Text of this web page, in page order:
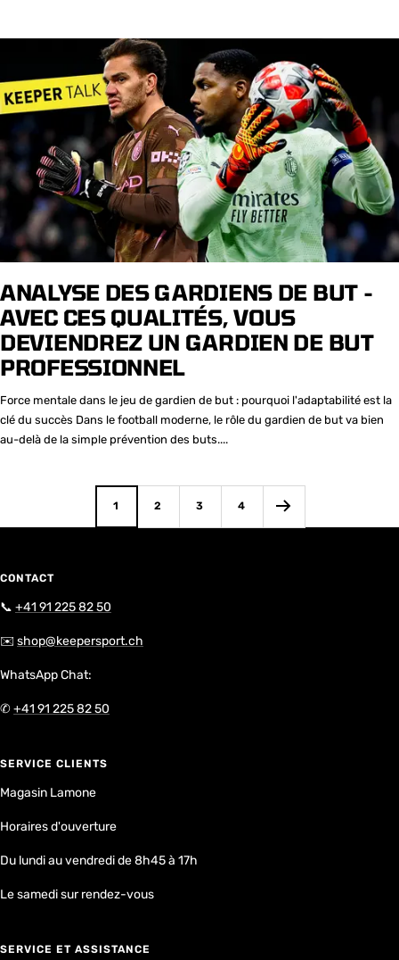
ANALYSE DES GARDIENS DE BUT -
AVEC CES QUALITÉS, VOUS
DEVIENDREZ UN GARDIEN DE BUT
PROFESSIONNEL
Force mentale dans le jeu de gardien de but : pourquoi l'adaptabilité est la
clé du succès Dans le football moderne, le rôle du gardien de but va bien
au-delà de la simple prévention des buts....
1 2 3 4
CONTACT
📞 +41 91 225 82 50
✉️ shop@keepersport.ch
WhatsApp Chat:
✆+41 91 225 82 50
SERVICE CLIENTS
Magasin Lamone
Horaires d'ouverture
Du lundi au vendredi de 8h45 à 17h
Le samedi sur rendez-vous
SERVICE ET ASSISTANCE